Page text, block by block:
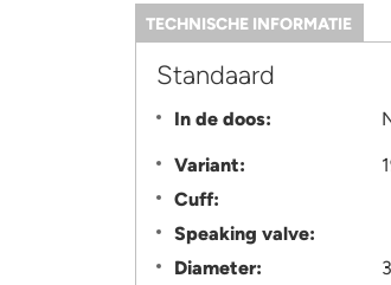
Information
TECHNISCHE INFORMATIE
Standaard
In de doos:
Variant:
Cuff:
Speaking valve:
Diameter: